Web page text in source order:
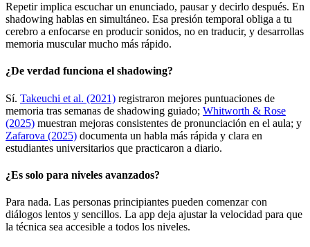
Repetir implica escuchar un enunciado, pausar y decirlo después. En
shadowing hablas en simultáneo. Esa presión temporal obliga a tu
cerebro a enfocarse en producir sonidos, no en traducir, y desarrollas
memoria muscular mucho más rápido.
¿De verdad funciona el shadowing?
Sí. Takeuchi et al. (2021) registraron mejores puntuaciones de
memoria tras semanas de shadowing guiado; Whitworth & Rose
(2025) muestran mejoras consistentes de pronunciación en el aula; y
Zafarova (2025) documenta un habla más rápida y clara en
estudiantes universitarios que practicaron a diario.
¿Es solo para niveles avanzados?
Para nada. Las personas principiantes pueden comenzar con
diálogos lentos y sencillos. La app deja ajustar la velocidad para que
la técnica sea accesible a todos los niveles.